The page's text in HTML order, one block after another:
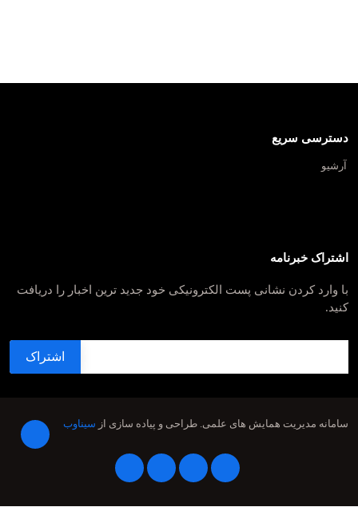
دسترسی سریع
آرشیو
اشتراک خبرنامه
با وارد کردن نشانی پست الکترونیکی خود جدید ترین اخبار را دریافت
کنید.
سامانه مدیریت همایش های علمی. طراحی و پیاده سازی از سیناوب